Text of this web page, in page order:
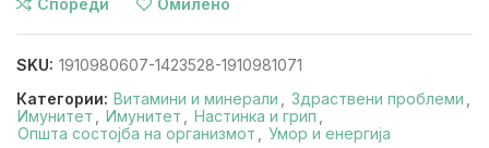
Спореди Омилено
SKU: 1910980607-1423528-1910981071
Категории: Витамини и минерали Здраствени проблеми
Имунитет
Имунитет Настинка и грип
Општа состојба на организмот
Умор и енергија